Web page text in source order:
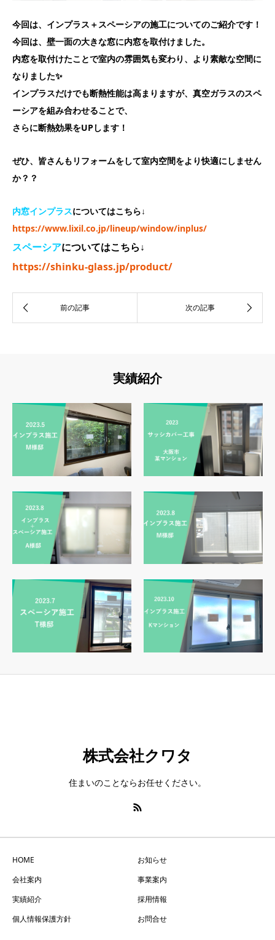
今回は、インプラス＋スペーシアの施工についてのご紹介です！
今回は、壁一面の大きな窓に内窓を取付けました。
内窓を取付けたことで室内の雰囲気も変わり、より素敵な空間に
なりました✨
インプラスだけでも断熱性能は高まりますが、真空ガラスのスペ
ーシアを組み合わせることで、
さらに断熱効果をUPします！
ぜひ、皆さんもリフォームをして室内空間をより快適にしません
か？？
内窓インプラスについてはこちら↓
https://www.lixil.co.jp/lineup/window/inplus/
スペーシアについてはこちら↓
https://shinku-glass.jp/product/
実績紹介
株式会社クワタ
住まいのことならお任せください。
HOME
お知らせ
会社案内
事業案内
実績紹介
採用情報
個人情報保護方針
お問合せ